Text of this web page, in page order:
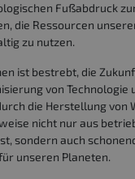
Fußabdruck
die Ressourcen
zu nutzen.
ist bestrebt, die
von Technologie
die Herstellung von
nicht nur aus
sondern auch
unseren Planeten.